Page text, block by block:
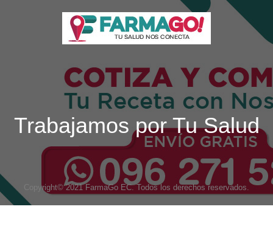
Trabajamos por Tu Salud
Copyright© 2021 FarmaGo EC. Todos los derechos reservados.